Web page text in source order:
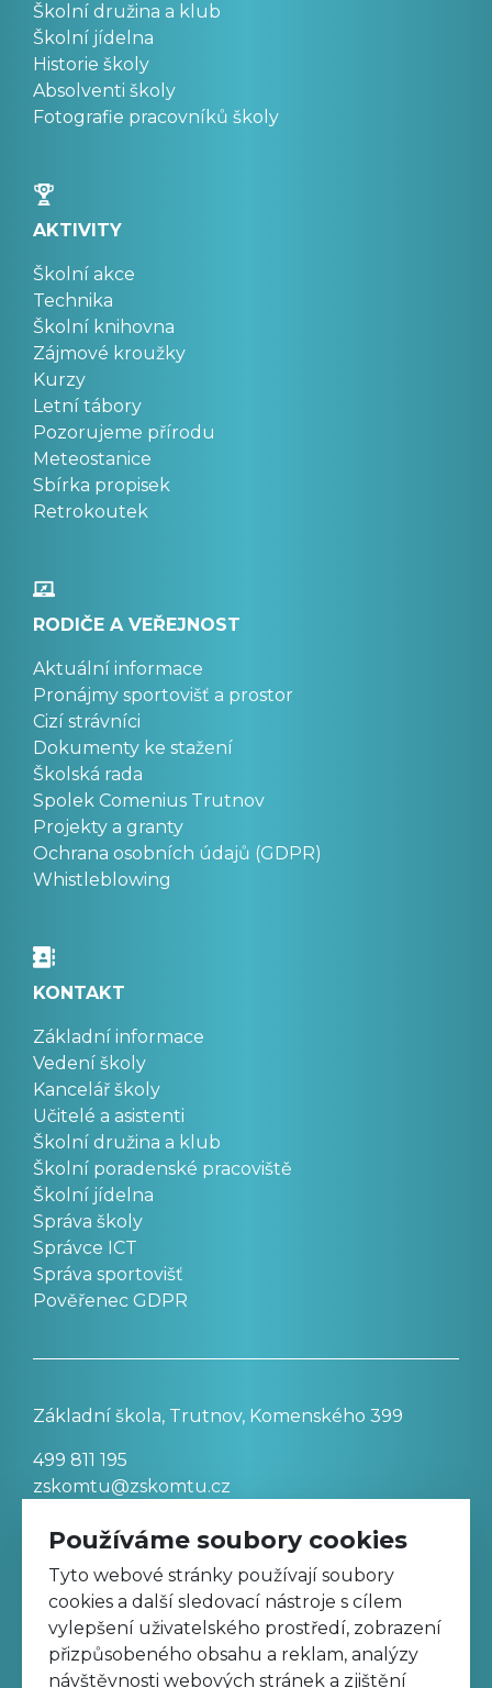
Školní družina a klub
Školní jídelna
Historie školy
Absolventi školy
Fotografie pracovníků školy
AKTIVITY
Školní akce
Technika
Školní knihovna
Zájmové kroužky
Kurzy
Letní tábory
Pozorujeme přírodu
Meteostanice
Sbírka propisek
Retrokoutek
RODIČE A VEŘEJNOST
Aktuální informace
Pronájmy sportovišť a prostor
Cizí strávníci
Dokumenty ke stažení
Školská rada
Spolek Comenius Trutnov
Projekty a granty
Ochrana osobních údajů (GDPR)
Whistleblowing
KONTAKT
Základní informace
Vedení školy
Kancelář školy
Učitelé a asistenti
Školní družina a klub
Školní poradenské pracoviště
Školní jídelna
Správa školy
Správce ICT
Správa sportovišť
Pověřenec GDPR
Základní škola, Trutnov, Komenského 399
499 811 195
zskomtu@zskomtu.cz
Prohlášení o přístupnosti stránek
Nastavení cookies
Používáme soubory cookies
Tyto webové stránky používají soubory
cookies a další sledovací nástroje s cílem
vylepšení uživatelského prostředí, zobrazení
přizpůsobeného obsahu a reklam, analýzy
návštěvnosti webových stránek a zjištění